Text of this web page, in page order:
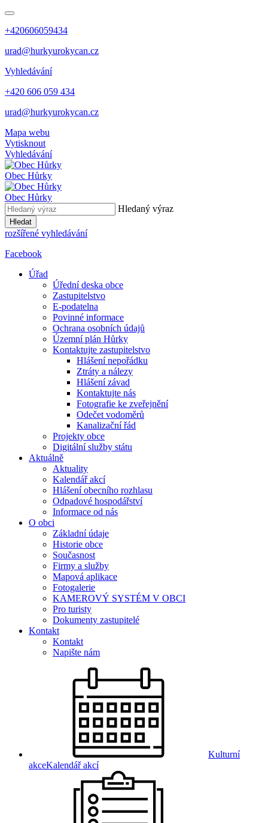
+420606059434
urad@hurkyurokycan.cz
Vyhledávání
+420 606 059 434
urad@hurkyurokycan.cz
Mapa webu
Vytisknout
Vyhledávání
Obec Hůrky
Obec Hůrky
Hledaný výraz
Hledat
rozšířené vyhledávání
Facebook
Úřad
Úřední deska obce
Zastupitelstvo
E-podatelna
Povinné informace
Ochrana osobních údajů
Územní plán Hůrky
Kontaktujte zastupitelstvo
Hlášení nepořádku
Ztráty a nálezy
Hlášení závad
Kontaktujte nás
Fotografie ke zveřejnění
Odečet vodoměrů
Kanalizační řád
Projekty obce
Digitální služby státu
Aktuálně
Aktuality
Kalendář akcí
Hlášení obecního rozhlasu
Odpadové hospodářství
Informace od nás
O obci
Základní údaje
Historie obce
Současnost
Firmy a služby
Mapová aplikace
Fotogalerie
KAMEROVÝ SYSTÉM V OBCI
Pro turisty
Dokumenty zastupitelé
Kontakt
Kontakt
Napište nám
Kulturní
akceKalendář akcí